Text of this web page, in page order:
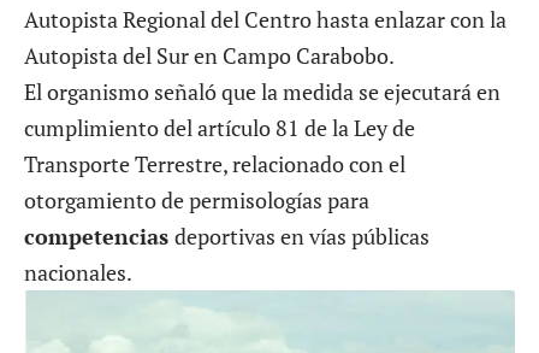
Autopista Regional del Centro hasta enlazar con la
Autopista del Sur en Campo Carabobo.
El organismo señaló que la medida se ejecutará en
cumplimiento del artículo 81 de la Ley de
Transporte Terrestre, relacionado con el
otorgamiento de permisologías para
competencias deportivas en vías públicas
nacionales.